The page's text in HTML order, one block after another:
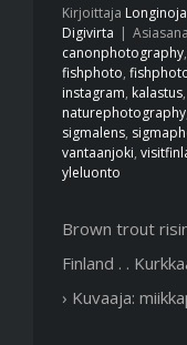
Kirjoittaja Longinoja
Digivirta
canonphotography,
fishphoto,
instagram, kalastus,
naturephotography,
sigmalens,
vantaanjoki,
yleluonto
Brown trout
Finland . .
› Kuvaaja: